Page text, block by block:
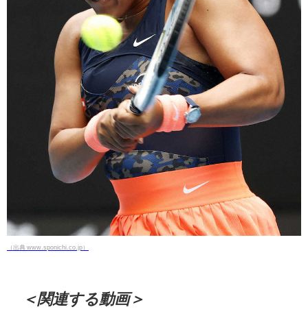
（出典 www.sponichi.co.jp）
＜関連する動画＞